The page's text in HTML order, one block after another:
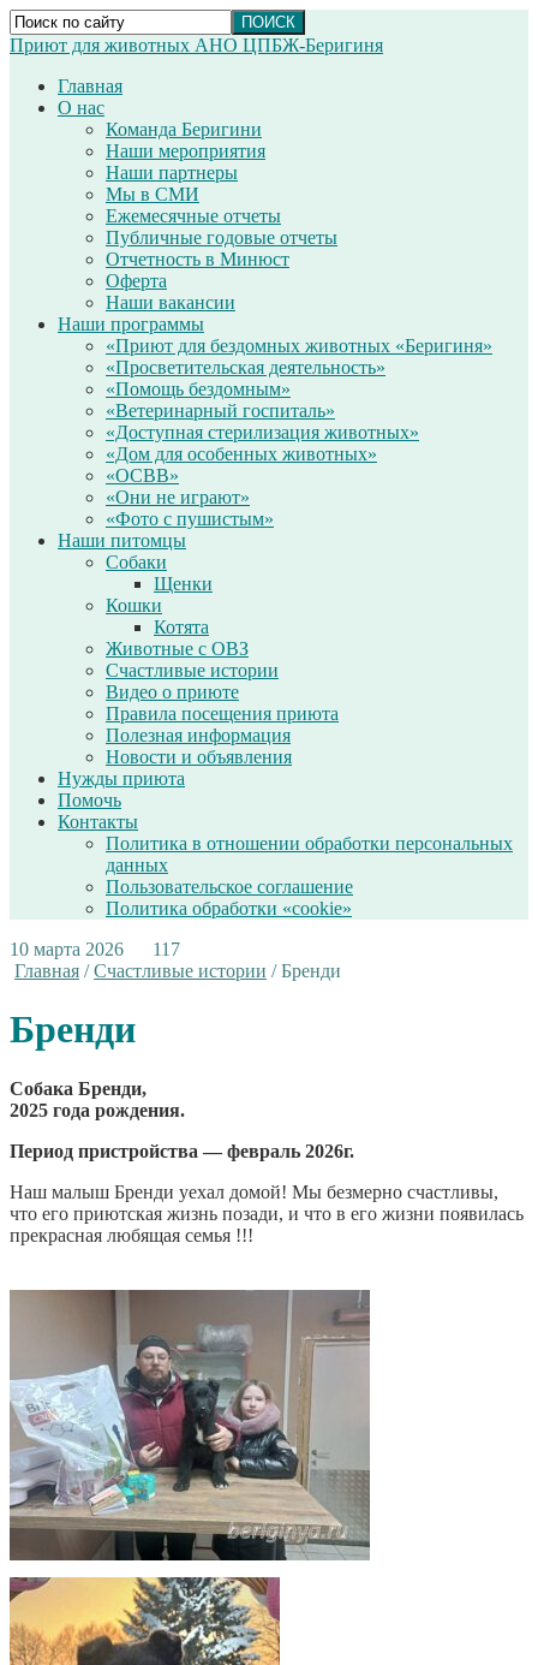
Приют для животных АНО ЦПБЖ-Беригиня
Главная
О нас
Команда Беригини
Наши мероприятия
Наши партнеры
Мы в СМИ
Ежемесячные отчеты
Публичные годовые отчеты
Отчетность в Минюст
Оферта
Наши вакансии
Наши программы
«Приют для бездомных животных «Беригиня»
«Просветительская деятельность»
«Помощь бездомным»
«Ветеринарный госпиталь»
«Доступная стерилизация животных»
«Дом для особенных животных»
«ОСВВ»
«Они не играют»
«Фото с пушистым»
Наши питомцы
Собаки
Щенки
Кошки
Котята
Животные с ОВЗ
Счастливые истории
Видео о приюте
Правила посещения приюта
Полезная информация
Новости и объявления
Нужды приюта
Помочь
Контакты
Политика в отношении обработки персональных
данных
Пользовательское соглашение
Политика обработки «cookie»
10 марта 2026
117
Главная /Счастливые истории /Бренди
Бренди
Собака Бренди,
2025 года рождения.
Период пристройства — февраль 2026г.
Наш малыш Бренди уехал домой! Мы безмерно счастливы,
что его приютская жизнь позади, и что в его жизни появилась
прекрасная любящая семья !!!